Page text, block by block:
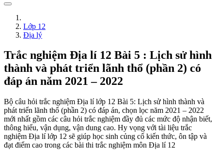
Lớp 12
Địa lý
Trắc nghiệm Địa lí 12 Bài 5 : Lịch sử hình
thành và phát triển lãnh thổ (phần 2) có
đáp án năm 2021 – 2022
Bộ câu hỏi trắc nghiệm Địa lí lớp 12 Bài 5: Lịch sử hình thành và
phát triển lãnh thổ (phần 2) có đáp án, chọn lọc năm 2021 – 2022
mới nhất gồm các câu hỏi trắc nghiệm đầy đủ các mức độ nhận biết,
thông hiểu, vận dụng, vận dung cao. Hy vọng với tài liệu trắc
nghiệm Địa lí lớp 12 sẽ giúp học sinh củng cố kiến thức, ôn tập và
đạt điểm cao trong các bài thi trắc nghiệm môn Địa lí 12